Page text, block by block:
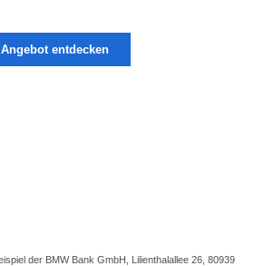
entdecken
der BMW Bank GmbH, Lilienthalallee 26, 80939